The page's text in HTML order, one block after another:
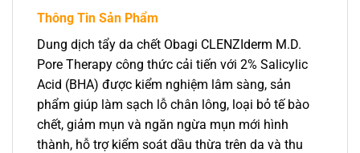
Thông Tin Sản Phẩm
Dung dịch tẩy da chết Obagi CLENZIderm M.D.
Pore Therapy công thức cải tiến với 2% Salicylic
Acid (BHA) được kiểm nghiệm lâm sàng, sản
phẩm giúp làm sạch lỗ chân lông, loại bỏ tế bào
chết, giảm mụn và ngăn ngừa mụn mới hình
thành, hỗ trợ kiểm soát dầu thừa trên da và thu